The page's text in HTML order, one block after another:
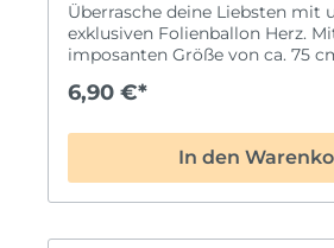
Überrasche deine Liebsten mit
exklusiven Folienballon Herz.
imposanten Größe von ca. 75
werden diese Ballons definitiv
PartyDeco: Verlasse dich auf
mit unserem PartyDeco-
erstklassige Verarbeitung sorgt
dieser Ballon nicht nur
6,90 €*
In den